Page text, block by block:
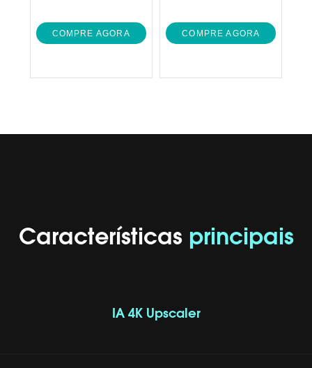
COMPRE AGORA COMPRE AGORA
Características principais
IA 4K Upscaler